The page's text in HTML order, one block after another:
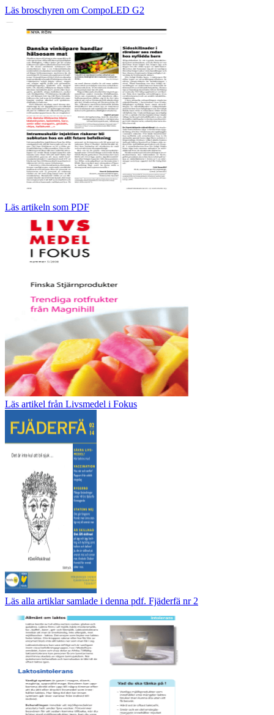
Läs broschyren om CompoLED G2
Läs artikeln som PDF
Läs artikel från Livsmedel i Fokus
Läs alla artiklar samlade i denna pdf. Fjäderfä nr 2